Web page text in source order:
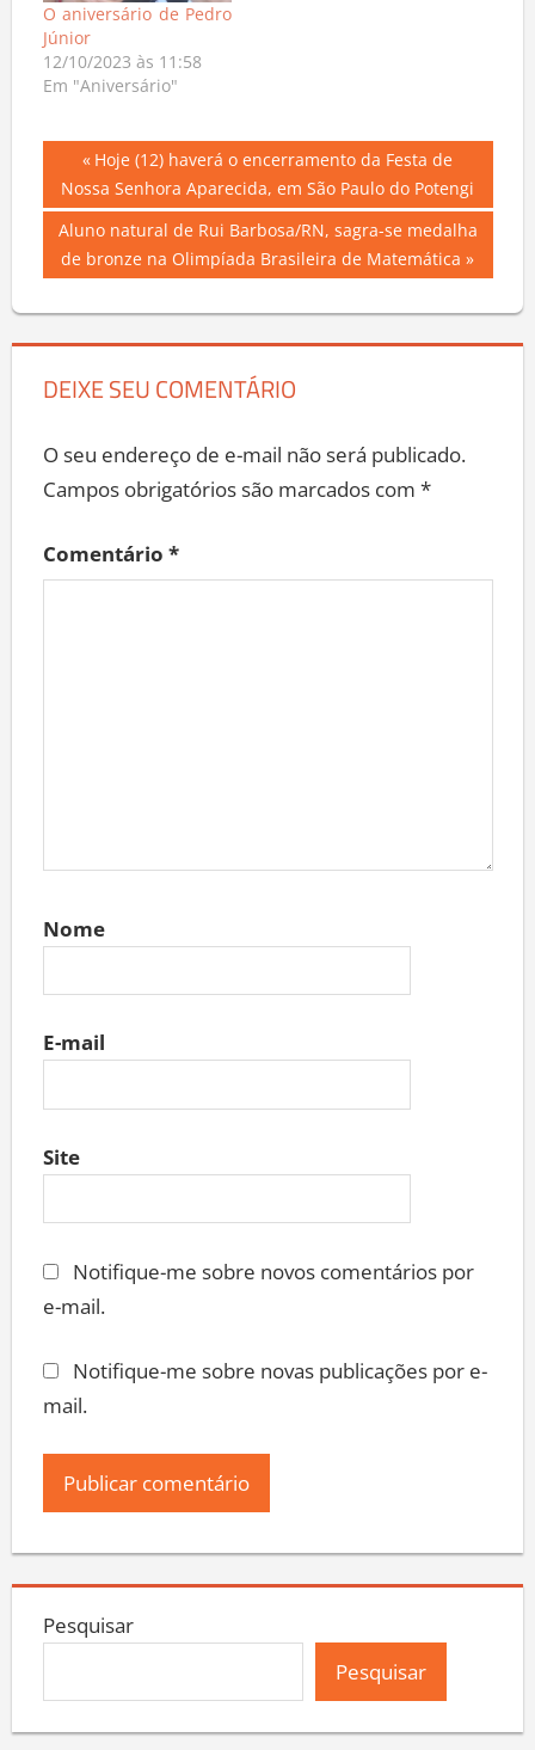
O aniversário de Pedro
Júnior
12/10/2023 às 11:58
Em "Aniversário"
Navegação
de
Post
Previous
Post:
Hoje (12) haverá o encerramento da Festa de
Nossa Senhora Aparecida, em São Paulo do Potengi
Next
Post:
Aluno natural de Rui Barbosa/RN, sagra-se medalha
de bronze na Olimpíada Brasileira de Matemática
DEIXE SEU COMENTÁRIO
O seu endereço de e-mail não será publicado.
Campos obrigatórios são marcados com *
Comentário *
Nome
E-mail
Site
Notifique-me sobre novos comentários por
e-mail.
Notifique-me sobre novas publicações por e-
mail.
Pesquisar
Pesquisar